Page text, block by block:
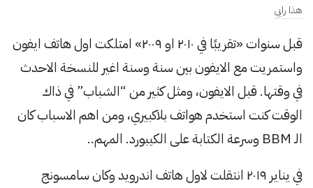
u
l
i
s
D
a
e
هذا رايي
قبل سنوات «تقريبًا في ٢٠١٠ او ٢٠٠٩» امتلكت اول هاتف ايفون
واستمريت مع الايفون بين سنة وسنة اغير للنسخة الاحدث
في وقتها. قبل الايفون، ومثل كثير من “الشباب” في ذاك
الوقت كنت استخدم هواتف بلاكبيري، ومن اهم الاسباب كان
الـ BBM وسرعة الكتابة على الكيبورد. المهم..
في يناير ٢٠١٩ انتقلت لاول هاتف اندرويد وكان سامسونج